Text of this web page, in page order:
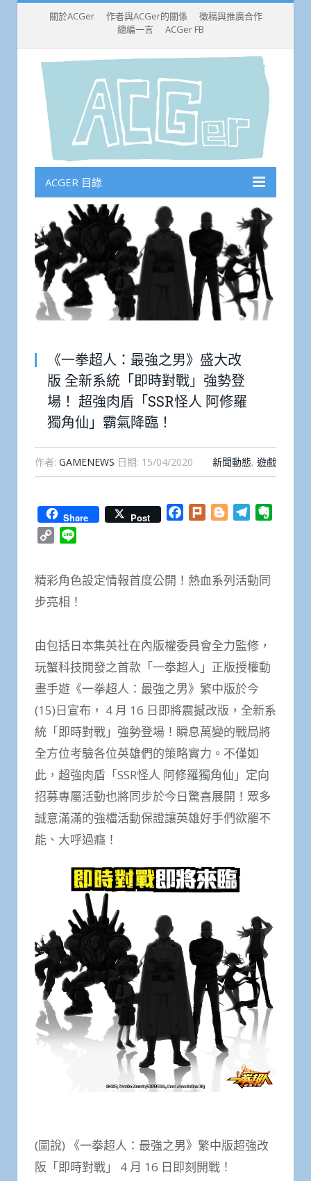
關於ACGer 作者與ACGer的關係
徵稿與推廣合作
總編一言
ACGer FB
ACGER 目錄
《一拳超人：最強之男》盛大改
版 全新系統「即時對戰」強勢登
場！ 超強肉盾「SSR怪人 阿修羅
獨角仙」霸氣降臨！
作者: GAMENEWS 日期: 15/04/2020 新聞動態, 遊戲
Share Post Facebook
Plurk BloggerTelegram
Copy
精彩角色設定情報首度公開！熱血系列活動同
步亮相！
由包括日本集英社在內版權委員會全力監修，
玩蟹科技開發之首款「一拳超人」正版授權動
畫手遊《一拳超人：最強之男》繁中版於今
(15)日宣布， 4 月 16 日即將震撼改版，全新系
統「即時對戰」強勢登場！瞬息萬變的戰局將
全方位考驗各位英雄們的策略實力。不僅如
此，超強肉盾「SSR怪人 阿修羅獨角仙」定向
招募專屬活動也將同步於今日驚喜展開！眾多
誠意滿滿的強檔活動保證讓英雄好手們欲罷不
能、大呼過癮！
(圖說) 《一拳超人：最強之男》繁中版超強改
阪「即時對戰」 4 月 16 日即刻開戰！